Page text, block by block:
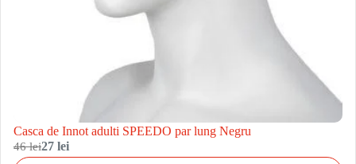
Casca de Innot adulti SPEEDO par lung Negru
46 lei27 lei